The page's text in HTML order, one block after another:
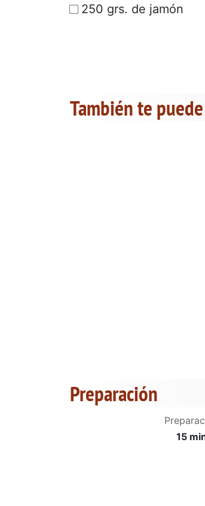
250 grs. de jamón
También te
Preparación
15